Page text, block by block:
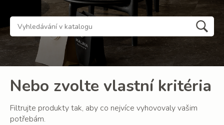
Nebo zvolte vlastní kritéria
Filtrujte produkty tak, aby co nejvíce vyhovovaly vašim
potřebám.